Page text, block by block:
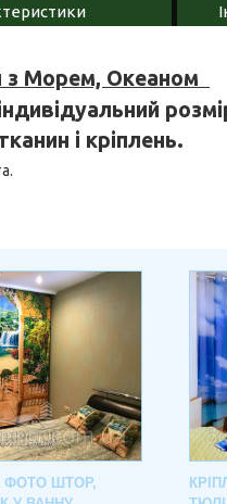
Морем, Океаном
і кріплень.
ФОТО ШТОР,